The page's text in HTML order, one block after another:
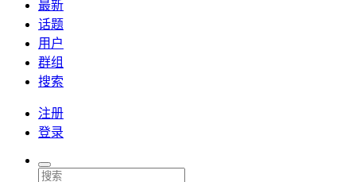
最新
话题
用户
群组
搜索
注册
登录